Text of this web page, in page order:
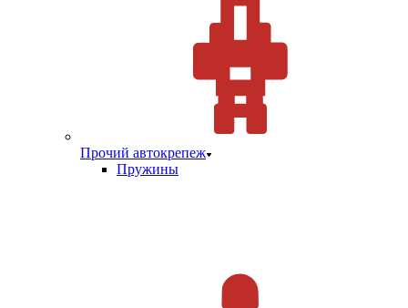
Прочий автокрепеж
Пружины